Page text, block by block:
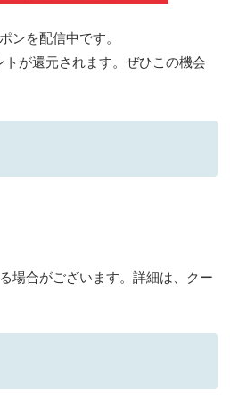
ンを配信中です。
が還元されます。ぜひこの機会
場合がございます。詳細は、クー